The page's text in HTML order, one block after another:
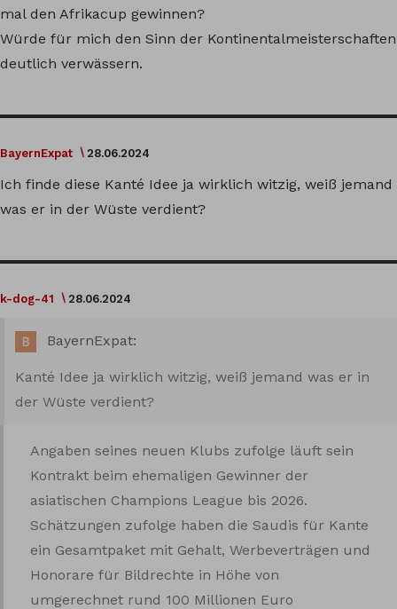
mal den Afrikacup gewinnen?
Würde für mich den Sinn der Kontinentalmeisterschaften
deutlich verwässern.
BayernExpat 28.06.2024
Ich finde diese Kanté Idee ja wirklich witzig, weiß jemand
was er in der Wüste verdient?
k-dog-41 28.06.2024
BayernExpat:
Kanté Idee ja wirklich witzig, weiß jemand was er in
der Wüste verdient?
Angaben seines neuen Klubs zufolge läuft sein
Kontrakt beim ehemaligen Gewinner der
asiatischen Champions League bis 2026.
Schätzungen zufolge haben die Saudis für Kante
ein Gesamtpaket mit Gehalt, Werbeverträgen und
Honorare für Bildrechte in Höhe von
umgerechnet rund 100 Millionen Euro